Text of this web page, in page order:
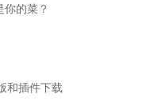
的菜？
和插件下载